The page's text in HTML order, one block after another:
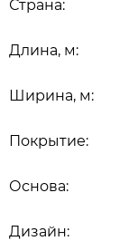
Длина, м:
Ширина, м:
Дизайн:
Основа:
Покрытие:
Страна: